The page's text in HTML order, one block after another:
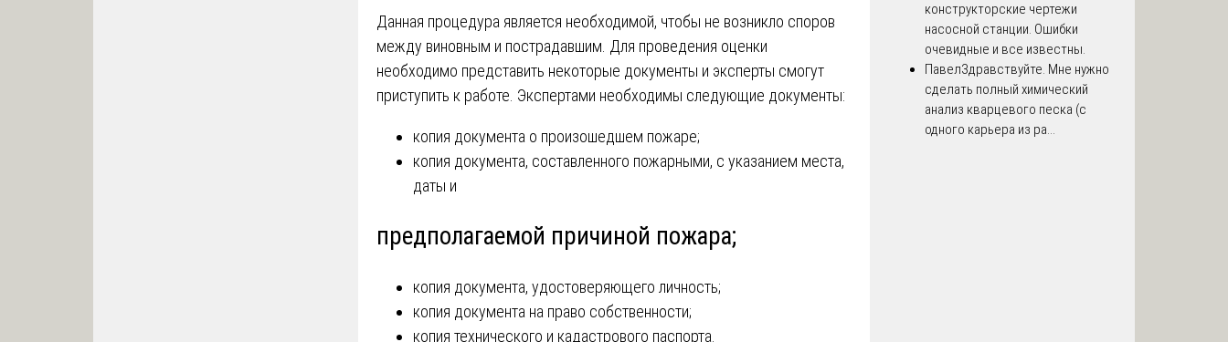
Данная процедура является необходимой, чтобы не возникло споров
между виновным и пострадавшим. Для проведения оценки
необходимо представить некоторые документы и эксперты смогут
приступить к работе. Экспертами необходимы следующие документы:
копия документа о произошедшем пожаре;
копия документа, составленного пожарными, с указанием места,
даты и
предполагаемой причиной пожара;
копия документа, удостоверяющего личность;
копия документа на право собственности;
копия технического и кадастрового паспорта.
конструкторские чертежи
насосной станции. Ошибки
очевидные и все известны.
ПавелЗдравствуйте. Мне нужно
сделать полный химический
анализ кварцевого песка (с
одного карьера из ра...